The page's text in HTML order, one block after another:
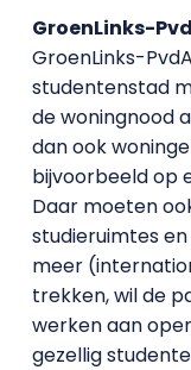
GroenLinks-
GroenLinks-
studentenstad
de woningnood
dan ook
bijvoorbeeld op
Daar moeten
studieruimtes
meer
trekken, wil de
werken aan
gezellig